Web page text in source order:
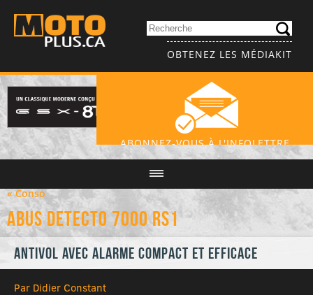
OBTENEZ LES MÉDIAKIT
ABONNEZ-VOUS À L'INFOLETTRE
« Conso
Abus Detecto 7000 RS1
Antivol avec alarme compact et efficace
Par Didier Constant